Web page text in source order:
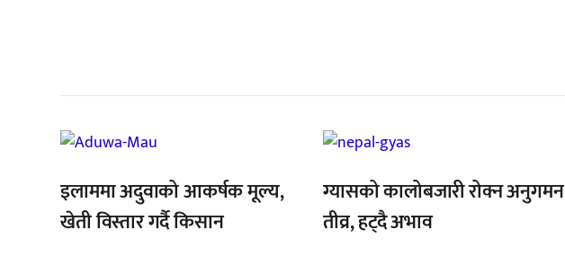
,
इलाममा अदुवाको आकर्षक मूल्य,
खेती विस्तार गर्दै किसान
,
ग्यासको कालोबजारी रोक्न अनुगमन
तीव्र, हट्दै अभाव